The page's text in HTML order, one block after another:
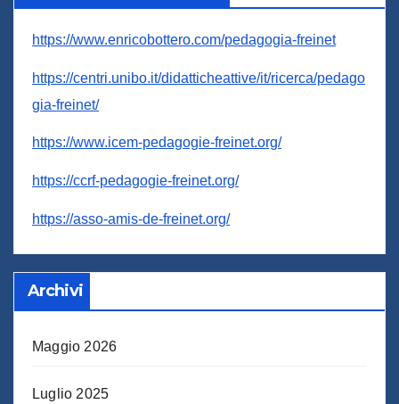
https://www.enricobottero.com/pedagogia-freinet
https://centri.unibo.it/didatticheattive/it/ricerca/pedago
gia-freinet/
https://www.icem-pedagogie-freinet.org/
https://ccrf-pedagogie-freinet.org/
https://asso-amis-de-freinet.org/
Archivi
Maggio 2026
Luglio 2025